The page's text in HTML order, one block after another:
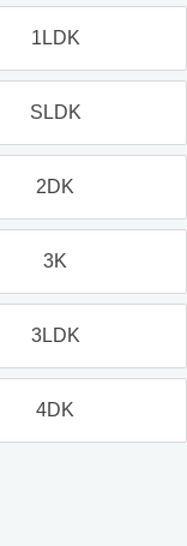
1LDK
SLDK
2DK
3K
3LDK
4DK